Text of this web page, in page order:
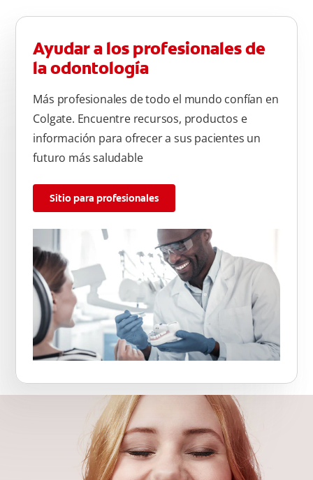
Ayudar a los profesionales de
la odontología
Más profesionales de todo el mundo confían en
Colgate. Encuentre recursos, productos e
información para ofrecer a sus pacientes un
futuro más saludable
Sitio para profesionales